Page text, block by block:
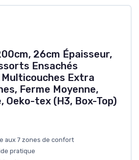
26cm Épaisseur,
Ensachés
Extra
Ferme Moyenne,
Oeko-tex (H3, Box-Top)
aux 7 zones de confort
pratique